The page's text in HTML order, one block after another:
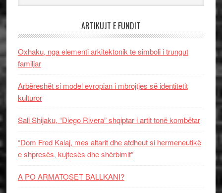
ARTIKUJT E FUNDIT
Oxhaku, nga elementi arkitektonik te simboli i trungut
familjar
Arbëreshët si model evropian i mbrojtjes së identitetit
kulturor
Sali Shijaku, “Diego Rivera” shqiptar i artit tonë kombëtar
“Dom Fred Kalaj, mes altarit dhe atdheut si hermeneutikë
e shpresës, kujtesës dhe shërbimit”
A PO ARMATOSET BALLKANI?